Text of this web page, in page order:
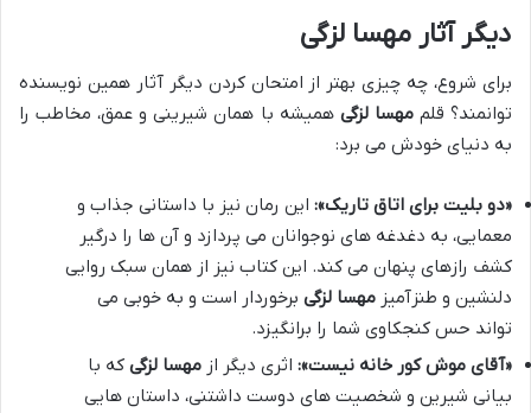
دیگر آثار مهسا لزگی
برای شروع، چه چیزی بهتر از امتحان کردن دیگر آثار همین نویسنده
توانمند؟ قلممهسا لزگی همیشه با همان شیرینی و عمق، مخاطب را
به دنیای خودش می برد:
«دو بلیت برای اتاق تاریک»: این رمان نیز با داستانی جذاب و
معمایی، به دغدغه های نوجوانان می پردازد و آن ها را درگیر
کشف رازهای پنهان می کند. این کتاب نیز از همان سبک روایی
دلنشین و طنزآمیز مهسا لزگی برخوردار است و به خوبی می
تواند حس کنجکاوی شما را برانگیزد.
«آقای موش کور خانه نیست»: اثری دیگر از مهسا لزگی که با
بیانی شیرین و شخصیت های دوست داشتنی، داستان هایی